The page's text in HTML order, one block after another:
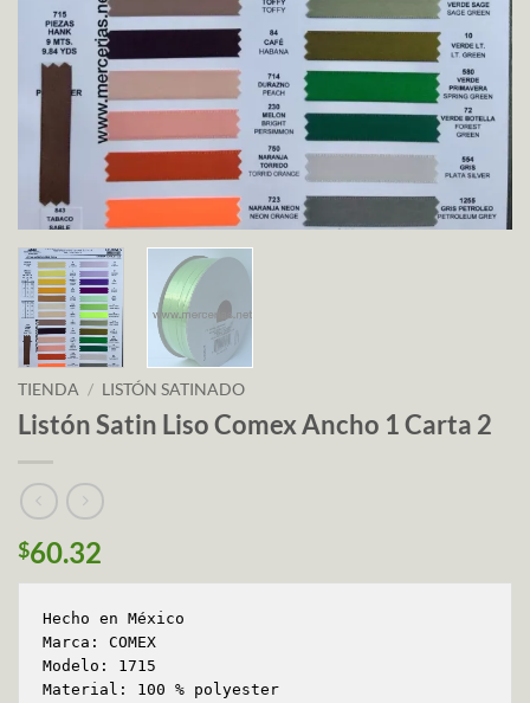
TIENDA / LISTÓN SATINADO
Listón Satin Liso Comex Ancho 1 Carta 2
$60.32
Hecho en México
Marca: COMEX
Modelo: 1715
Material: 100 % polyester